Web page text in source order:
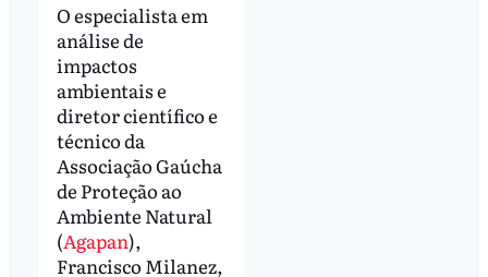
O especialista em
análise de
impactos
ambientais e
diretor científico e
técnico da
Associação Gaúcha
de Proteção ao
Ambiente Natural
(Agapan),
Francisco Milanez,